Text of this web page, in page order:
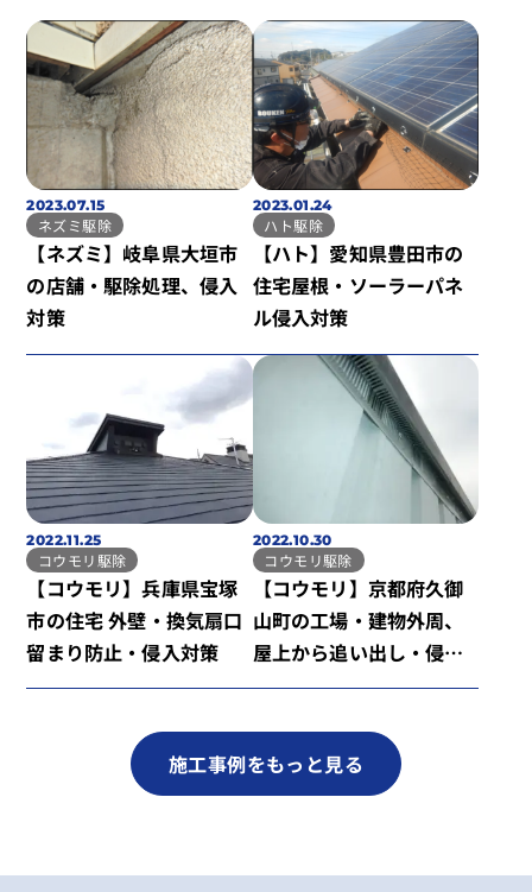
2023.07.15
ネズミ駆除
【ネズミ】岐阜県大垣市
の店舗・駆除処理、侵入
対策
2023.01.24
ハト駆除
【ハト】愛知県豊田市の
住宅屋根・ソーラーパネ
ル侵入対策
2022.11.25
コウモリ駆除
【コウモリ】兵庫県宝塚
市の住宅 外壁・換気扇口
留まり防止・侵入対策
2022.10.30
コウモリ駆除
【コウモリ】京都府久御
山町の工場・建物外周、
屋上から追い出し・侵入
対策
施工事例をもっと見る